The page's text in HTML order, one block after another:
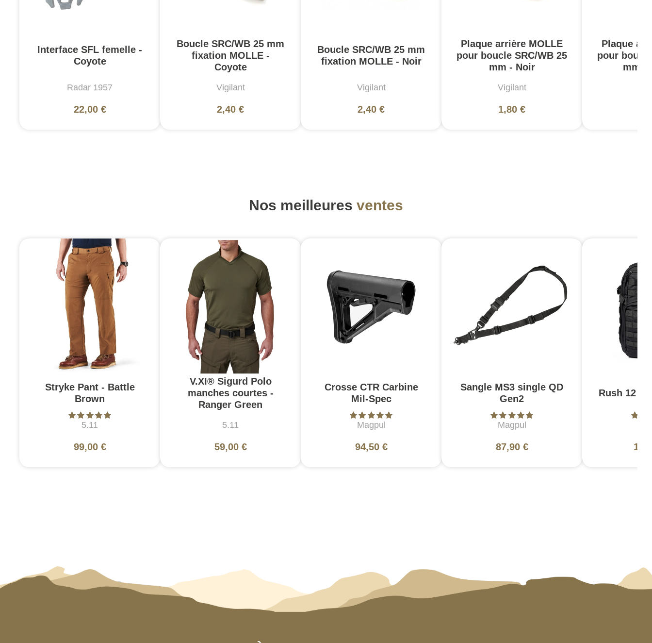
Interface SFL femelle -
Coyote
Radar 1957
22,00 €
Boucle SRC/WB 25 mm
fixation MOLLE -
Coyote
Vigilant
2,40 €
Boucle SRC/WB 25 mm
fixation MOLLE - Noir
Vigilant
2,40 €
Plaque arrière MOLLE
pour boucle SRC/WB 25
mm - Noir
Vigilant
1,80 €
Plaque
pour
mm -
Nos meilleures ventes
Stryke Pant - Battle
Brown
5.11
99,00 €
V.XI® Sigurd Polo
manches courtes -
Ranger Green
5.11
59,00 €
Crosse CTR Carbine
Mil-Spec
Magpul
94,50 €
Sangle MS3 single QD
Gen2
Magpul
87,90 €
Rush 12